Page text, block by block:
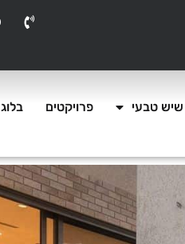
שיש טבעי פרויקטים בלוג